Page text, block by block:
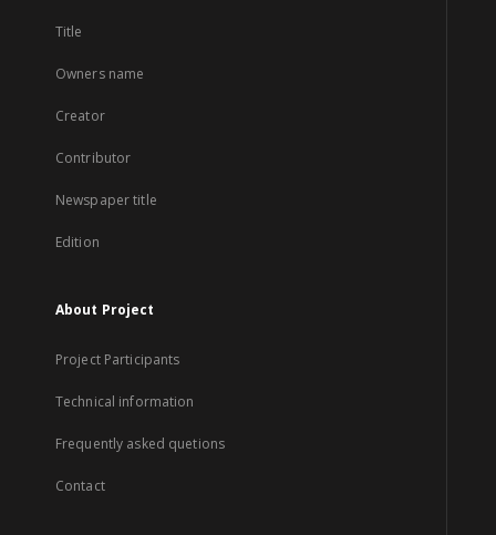
Title
Owners name
Creator
Contributor
Newspaper title
Edition
About Project
Project Participants
Technical information
Frequently asked quetions
Contact